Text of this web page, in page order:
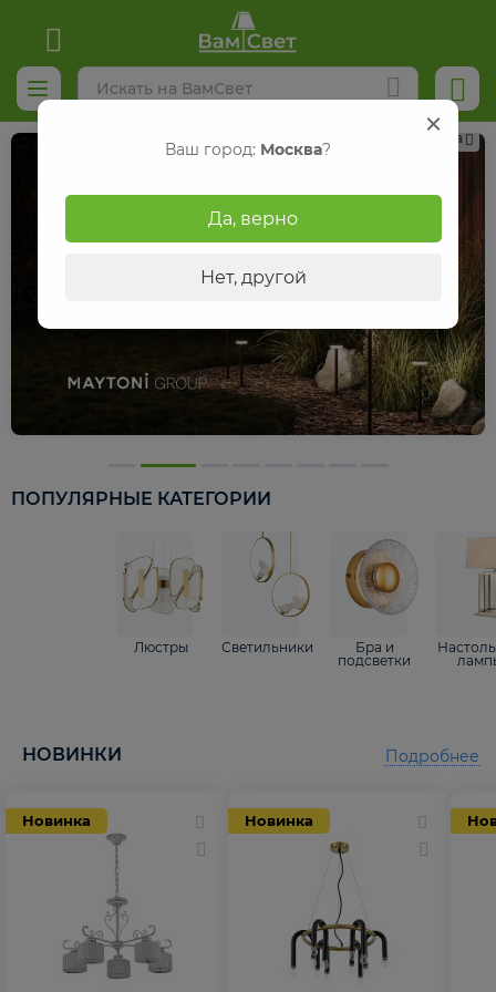
Реклама
ПОПУЛЯРНЫЕ КАТЕГОРИИ
Люстры Светильники
Бра и
подсветки
НОВИНКИ
Новинка Новинка
Подробнее
Ваш город: Москва?
Да, верно
Нет, другой